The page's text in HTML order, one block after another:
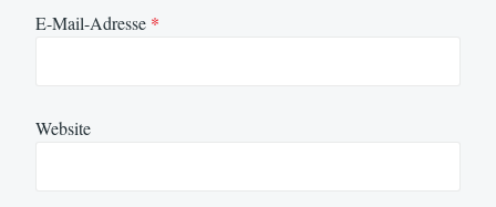
E-Mail-Adresse *
Website